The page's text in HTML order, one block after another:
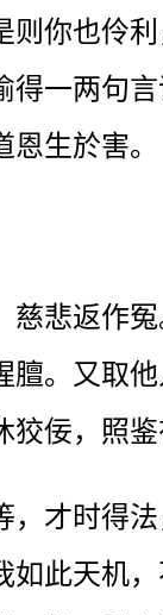
则你也伶
得一两句言
恩生於害。
慈悲返作
膻。又取
狡佞，照鉴
，才时得法
如此天机